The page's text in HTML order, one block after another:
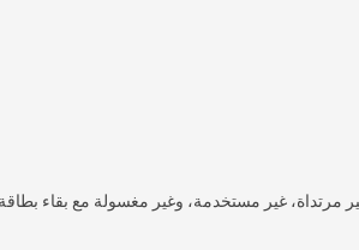
بشرط أن تكون غير مرتداة، غير مستخدمة، وغير